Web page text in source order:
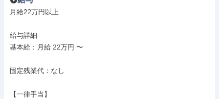
月給22万円以上
給与詳細
基本給：月給 22万円 〜
固定残業代：なし
【一律手当】